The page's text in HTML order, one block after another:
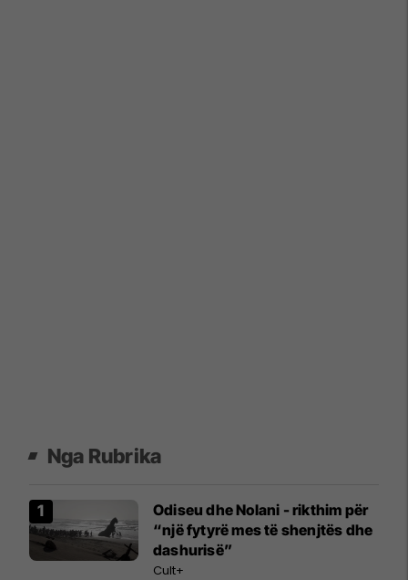
Nga Rubrika
Odiseu dhe Nolani - rikthim për
“një fytyrë mes të shenjtës dhe
dashurisë”
Cult+